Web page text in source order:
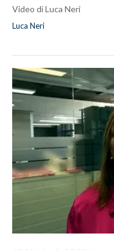
Video di Luca Neri
Luca Neri